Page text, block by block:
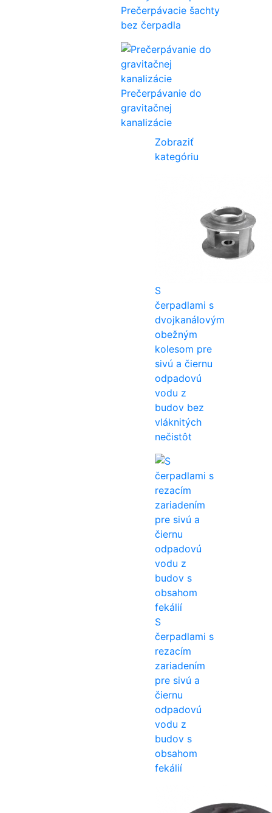
Prečerpávacie šachty
bez čerpadla
Prečerpávanie do
gravitačnej
kanalizácie
Zobraziť
kategóriu
S
čerpadlami s
dvojkanálovým
obežným
kolesom pre
sivú a čiernu
odpadovú
vodu z
budov bez
vláknitých
nečistôt
S
čerpadlami s
rezacím
zariadením
pre sivú a
čiernu
odpadovú
vodu z
budov s
obsahom
fekálií